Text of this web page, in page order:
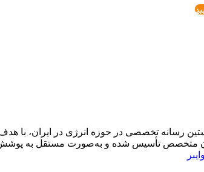
رسانه تخصصی در حوزه انرژی در ایران، با هدف
متخصص تأسیس شده و به‌صورت مستقل به پوشش
وایبر